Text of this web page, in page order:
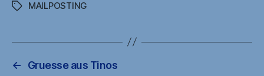
Schlagwörter
MAILPOSTING
←
Gruesse aus Tinos